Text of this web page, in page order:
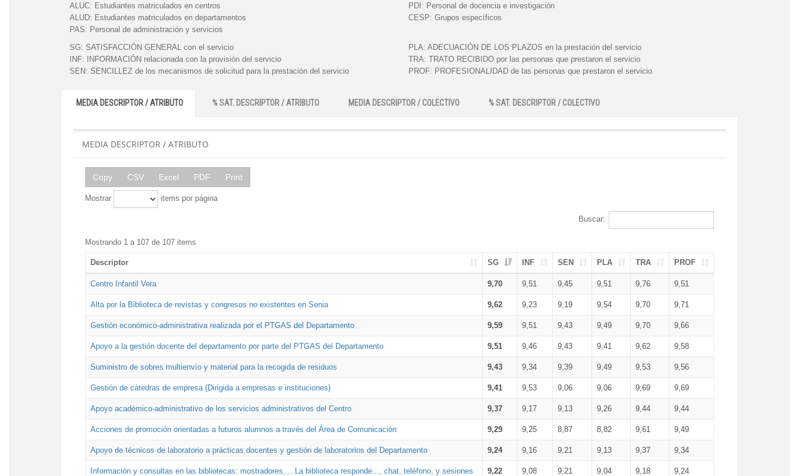
ALUC: Estudiantes matriculados en centros
ALUD: Estudiantes matriculados en departamentos
PAS: Personal de administración y servicios
PDI: Personal de docencia e investigación
CESP: Grupos específicos
SG: SATISFACCIÓN GENERAL con el servicio
INF:
INFORMACIÓN relacionada con la provisión del servicio
SEN: SENCILLEZ de los mecanismos de solicitud para la prestación del servicio
PLA: ADECUACIÓN DE LOS PLAZOS en la prestación del servicio
TRA: TRATO RECIBIDO por las personas que prestaron el servicio
PROF: PROFESIONALIDAD de las personas que prestaron el servicio
MEDIA DESCRIPTOR / ATRIBUTO % SAT. DESCRIPTOR / ATRIBUTO MEDIA DESCRIPTOR / COLECTIVO % SAT. DESCRIPTOR / COLECTIVO
MEDIA DESCRIPTOR / ATRIBUTO
Copy CSV Excel PDF Print
Mostrar items por página
Buscar:
Mostrando 1 a 107 de 107 items
Descriptor SG INF SEN PLA TRA PROF
Centro Infantil Vera 9,70 9,51 9,45 9,51 9,76 9,51
Alta por la Biblioteca de revistas y congresos no existentes en Senia 9,62 9,23 9,19 9,54 9,70 9,71
Gestión económico-administrativa realizada por el PTGAS del Departamento 9,59 9,51 9,43 9,49 9,70 9,66
Apoyo a la gestión docente del departamento por parte del PTGAS del Departamento 9,51 9,46 9,43 9,41 9,62 9,58
Suministro de sobres multienvío y material para la recogida de residuos 9,43 9,34 9,39 9,49 9,53 9,56
Gestión de cátedras de empresa (Dirigida a empresas e instituciones) 9,41 9,53 9,06 9,06 9,69 9,69
Apoyo académico-administrativo de los servicios administrativos del Centro 9,37 9,17 9,13 9,26 9,44 9,44
Acciones de promoción orientadas a futuros alumnos a través del Área de Comunicación 9,29 9,25 8,87 8,82 9,61 9,49
Apoyo de técnicos de laboratorio a prácticas docentes y gestión de laboratorios del Departamento 9,24 9,16 9,21 9,13 9,37 9,34
Información y consultas en las bibliotecas: mostradores, ...La biblioteca responde..., chat, teléfono, y sesiones
9,22 9,08 9,21 9,04 9,18 9,24